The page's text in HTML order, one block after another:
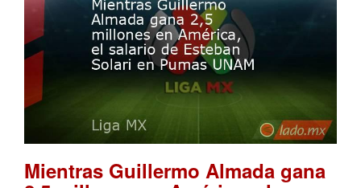
Mientras Guillermo Almada gana